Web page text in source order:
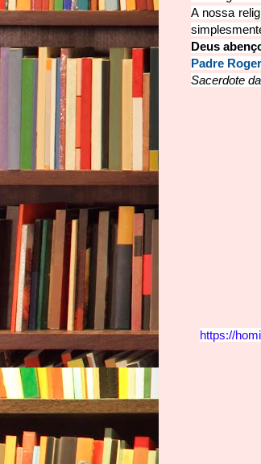
A nossa
Deus
Padre
Sacerdote
https://